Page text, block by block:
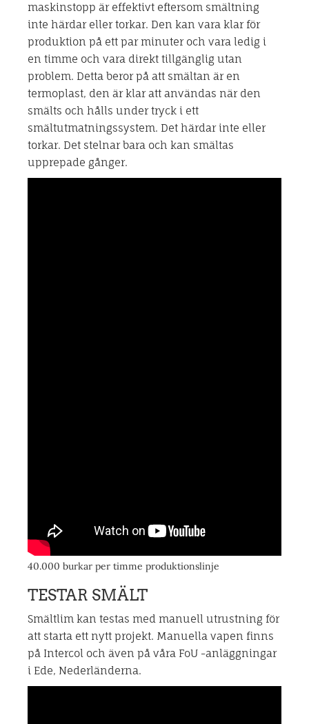
maskinstopp är effektivt eftersom smältning
inte härdar eller torkar. Den kan vara klar för
produktion på ett par minuter och vara ledig i
en timme och vara direkt tillgänglig utan
problem. Detta beror på att smältan är en
termoplast, den är klar att användas när den
smälts och hålls under tryck i ett
smältutmatningssystem. Det härdar inte eller
torkar. Det stelnar bara och kan smältas
upprepade gånger.
40.000 burkar per timme produktionslinje
TESTAR SMÄLT
Smältlim kan testas med manuell utrustning för
att starta ett nytt projekt. Manuella vapen finns
på Intercol och även på våra FoU -anläggningar
i Ede, Nederländerna.